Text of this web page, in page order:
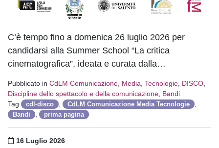
C’è tempo fino a domenica 26 luglio 2026 per
candidarsi alla Summer School “La critica
cinematografica”, ideata e curata dalla…
Pubblicato in CdLM Comunicazione, Media, Tecnologie, DISCO,
Discipline dello spettacolo e della comunicazione, Bandi
Tag
cdl-disco , CdLM Comunicazione Media Tecnologie ,
Bandi , prima pagina
Pubblicato il
16 Luglio 2026